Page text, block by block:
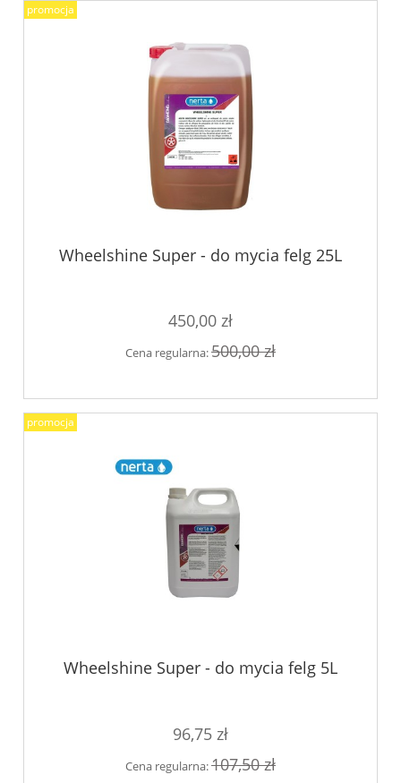
Wheelshine Super - do mycia felg 25L
450,00 zł
Cena regularna:500,00 zł
promocja
Wheelshine Super - do mycia felg 5L
96,75 zł
Cena regularna:107,50 zł
promocja